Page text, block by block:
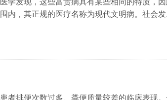
学发现，这些富贵病具有某些相同的特质，
内，其正规的医疗名称为现代文明病。社会发
者排便次数过多、粪便质量较差的临床表现